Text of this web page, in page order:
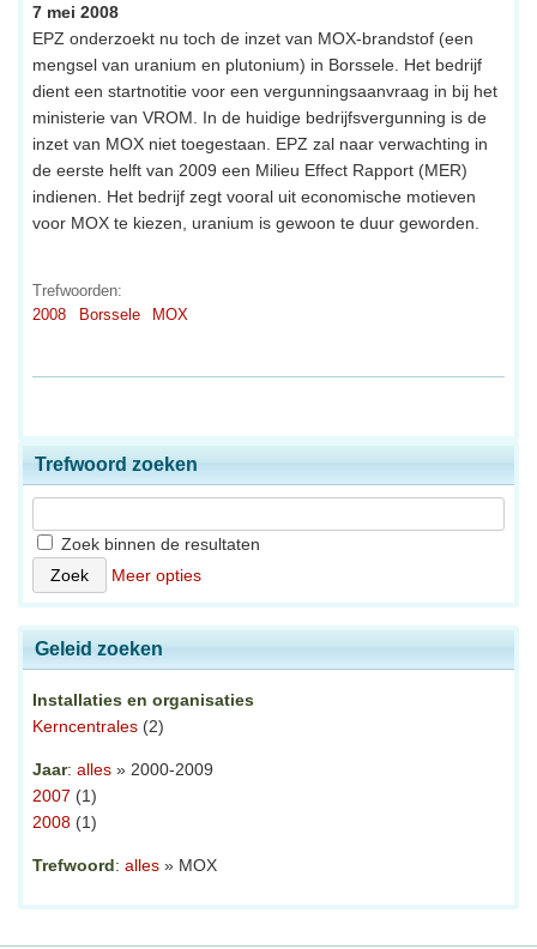
7 mei 2008
EPZ onderzoekt nu toch de inzet van MOX-brandstof (een
mengsel van uranium en plutonium) in Borssele. Het bedrijf
dient een startnotitie voor een vergunningsaanvraag in bij het
ministerie van VROM. In de huidige bedrijfsvergunning is de
inzet van MOX niet toegestaan. EPZ zal naar verwachting in
de eerste helft van 2009 een Milieu Effect Rapport (MER)
indienen. Het bedrijf zegt vooral uit economische motieven
voor MOX te kiezen, uranium is gewoon te duur geworden.
Trefwoorden:
2008
Borssele MOX
Trefwoord zoeken
Zoek binnen de resultaten
Meer opties
Geleid zoeken
Installaties en organisaties
Kerncentrales (2)
Jaar: alles » 2000-2009
2007 (1)
2008 (1)
Trefwoord: alles » MOX